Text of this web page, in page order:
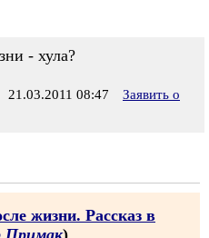
- хула?
21.03.2011 08:47
Заявить о
жизни. Рассказ в
Примак)